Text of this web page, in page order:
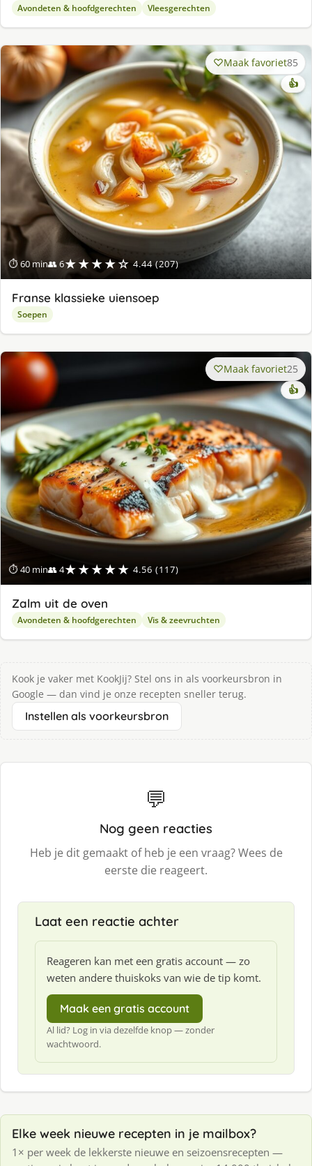
Avondeten & hoofdgerechten Vleesgerechten
⏱ 60 min👥 6★★★★☆ 4.44 (207)
Maak favoriet85
👍
Franse klassieke uiensoep
Soepen
⏱ 40 min👥 4★★★★★ 4.56 (117)
Maak favoriet25
👍
Zalm uit de oven
Avondeten & hoofdgerechten Vis & zeevruchten
Kook je vaker met KookJij? Stel ons in als voorkeursbron in
Google — dan vind je onze recepten sneller terug.
Instellen als voorkeursbron
💬
Nog geen reacties
Heb je dit gemaakt of heb je een vraag? Wees de
eerste die reageert.
Laat een reactie achter
Reageren kan met een gratis account — zo
weten andere thuiskoks van wie de tip komt.
Maak een gratis account
Al lid? Log in via dezelfde knop — zonder
wachtwoord.
Elke week nieuwe recepten in je mailbox?
1× per week de lekkerste nieuwe en seizoensrecepten —